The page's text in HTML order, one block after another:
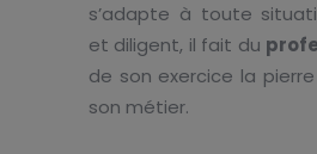
s’adapte à toute
et diligent, il fait du
de son exercice la
son métier.